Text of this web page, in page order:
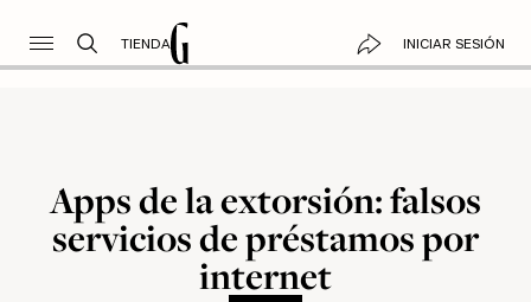
TIENDA INICIAR SESIÓN
Apps de la extorsión: falsos
servicios de préstamos por
internet